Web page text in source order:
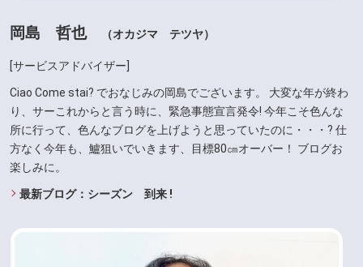
岡島 哲也 （オカジマ テツヤ）
[サービスアドバイザー]
Ciao Come stai? でおなじみの岡島でございます。 大変な年が終わ
り、サーこれからと言う時に、緊急事態宣言発令! 今年こそ色んな
所に行って、色んなブログを上げようと思っていたのに・・・? 仕
方なく今年も、鱸狙いでいきます、目標80㎝オーバー！ ブログお
楽しみに。
最新ブログ：シーズン 到来 !